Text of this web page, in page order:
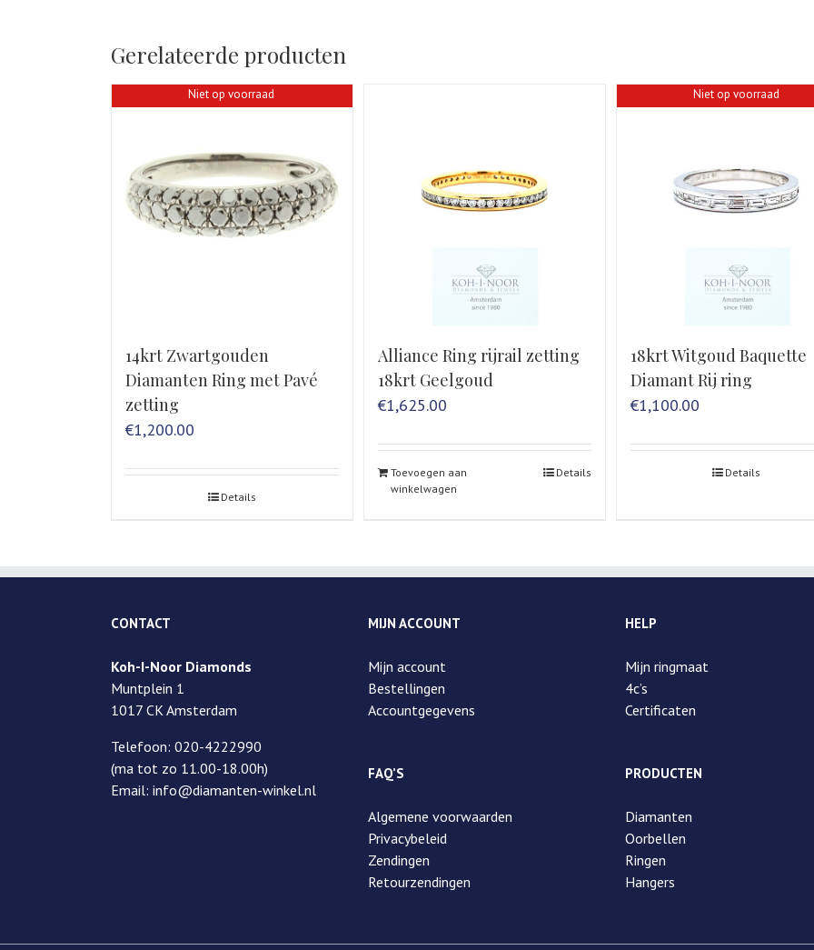
Gerelateerde producten
Niet op voorraad
14krt Zwartgouden
Diamanten Ring met Pavé
zetting
€1,200.00
Details
Alliance Ring rijrail zetting
18krt Geelgoud
€1,625.00
Toevoegen aan
winkelwagen
Details
Niet op voorraad
18krt Witgoud Baquette
Diamant Rij ring
€1,100.00
Details
CONTACT
Koh-I-Noor Diamonds
Muntplein 1
1017 CK Amsterdam
Telefoon: 020-4222990
(ma tot zo 11.00-18.00h)
Email: info@diamanten-winkel.nl
MIJN ACCOUNT
Mijn account
Bestellingen
Accountgegevens
FAQ’S
Algemene voorwaarden
Privacybeleid
Zendingen
Retourzendingen
HELP
Mijn ringmaat
4c’s
Certificaten
PRODUCTEN
Diamanten
Oorbellen
Ringen
Hangers